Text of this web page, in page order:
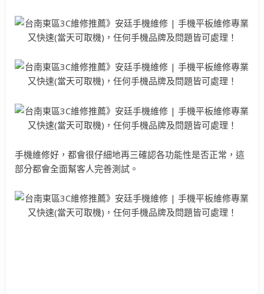
手機維修好，都會很仔細地再三確認各功能性是否正常，這
部分都會全面幫客人完善測試。